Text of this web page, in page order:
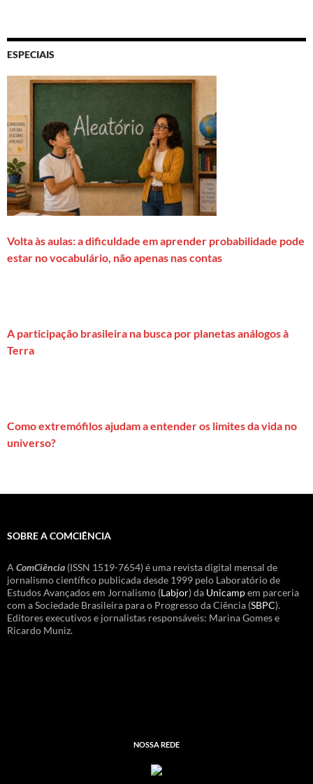
ESPECIAIS
Volta às aulas: a dificuldade em aprender probabilidade pode
estar no vocabulário, não apenas nas contas
A participação brasileira na busca por planetas análogos à
Terra
Como extremófilos ajudam a entender os limites da vida no
universo?
SOBRE A COMCIÊNCIA
A ComCiência (ISSN 1519-7654) é uma revista digital mensal de
jornalismo científico publicada desde 1999 pelo Laboratório de
Estudos Avançados em Jornalismo (Labjor) da Unicampem parceria
com a Sociedade Brasileira para o Progresso da Ciência (SBPC).
Editores executivos e jornalistas responsáveis: Marina Gomes e
Ricardo Muniz.
NOSSA REDE